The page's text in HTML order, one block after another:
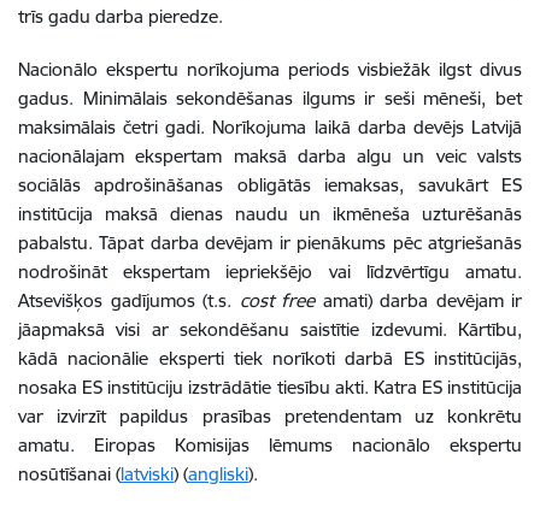
trīs gadu darba pieredze.
Nacionālo ekspertu norīkojuma periods visbiežāk ilgst divus
gadus. Minimālais sekondēšanas ilgums ir seši mēneši, bet
maksimālais četri gadi. Norīkojuma laikā darba devējs Latvijā
nacionālajam ekspertam maksā darba algu un veic valsts
sociālās apdrošināšanas obligātās iemaksas, savukārt ES
institūcija maksā dienas naudu un ikmēneša uzturēšanās
pabalstu. Tāpat darba devējam ir pienākums pēc atgriešanās
nodrošināt ekspertam iepriekšējo vai līdzvērtīgu amatu.
Atsevišķos gadījumos (t.s. cost freeamati) darba devējam ir
jāapmaksā visi ar sekondēšanu saistītie izdevumi. Kārtību,
kādā nacionālie eksperti tiek norīkoti darbā ES institūcijās,
nosaka ES institūciju izstrādātie tiesību akti. Katra ES institūcija
var izvirzīt papildus prasības pretendentam uz konkrētu
amatu. Eiropas Komisijas lēmums nacionālo ekspertu
nosūtīšanai (latviski) (angliski).